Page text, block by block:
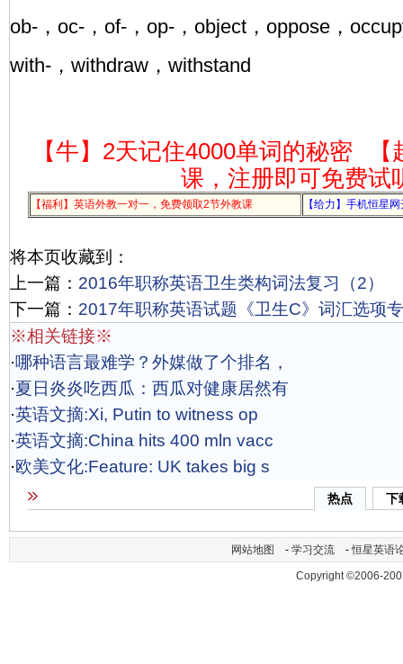
ob-，oc-，of-，op-，object，oppose，
with-，withdraw，withstand
【牛】2天记住4000单词的秘密
课，注册即可免费试
【福利】英语外教一对一，免费领取2节外教课 【给力】手机恒星
将本页收藏到：
上一篇： 2016年职称英语卫生类构词法复习（2）
下一篇： 2017年职称英语试题《卫生C》词汇选项
※相关链接※
·哪种语言最难学？外媒做了个排名，
·夏日炎炎吃西瓜：西瓜对健康居然有
·英语文摘:Xi, Putin to witness op
·英语文摘:China hits 400 mln vacc
·欧美文化:Feature: UK takes big s
热点 下
网站地图 - 学习交流 -恒星英语
Copyright ©2006-